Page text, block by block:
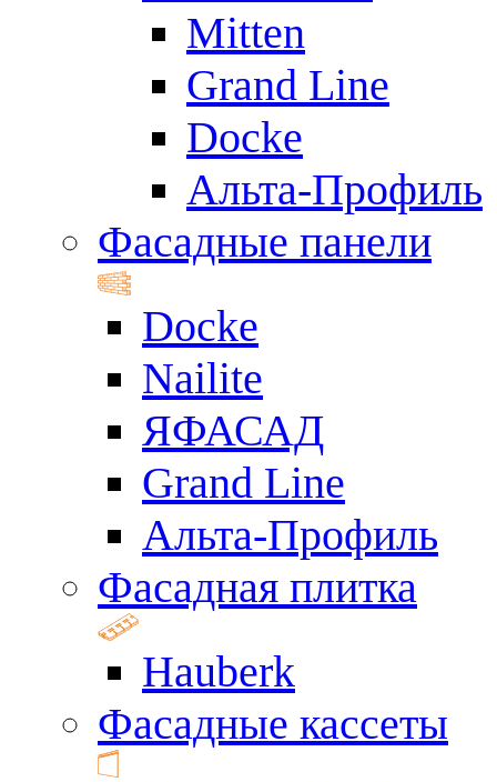
Mitten
Grand Line
Docke
Альта-Профиль
Фасадные панели
Docke
Nailite
ЯФАСАД
Grand Line
Альта-Профиль
Фасадная плитка
Hauberk
Фасадные кассеты